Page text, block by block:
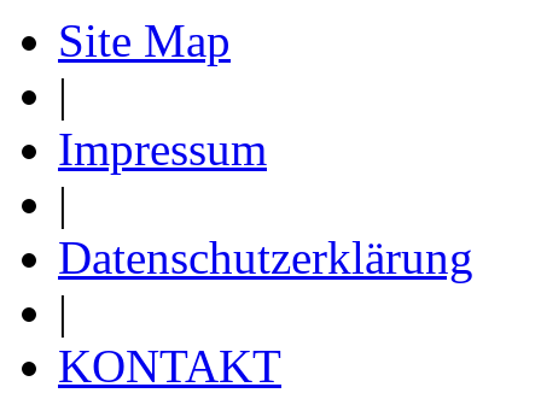
Site Map
|
Impressum
|
Datenschutzerklärung
|
KONTAKT